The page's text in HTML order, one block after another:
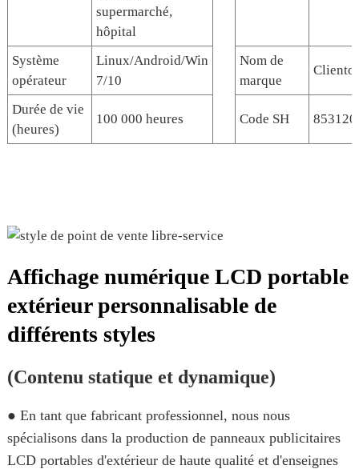
supermarché,
hôpital
Système
opérateur
Linux/Android/Win
7/10
Nom de
marque
Durée de vie
(heures)
100 000 heures Code SH
Affichage numérique LCD portable
extérieur personnalisable de
différents styles
(Contenu statique et dynamique)
● En tant que fabricant professionnel, nous nous
spécialisons dans la production de panneaux publicitaires
LCD portables d'extérieur de haute qualité et d'enseignes